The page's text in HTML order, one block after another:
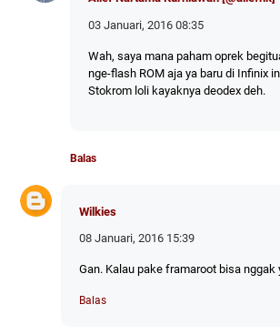
03 Januari, 2016 08:35
Wah, saya mana paham oprek
nge-flash ROM aja ya baru di Infinix
Stokrom loli kayaknya deodex deh.
Balas
Wilkies
08 Januari, 2016 15:39
Gan. Kalau pake framaroot bisa nggak
Balas